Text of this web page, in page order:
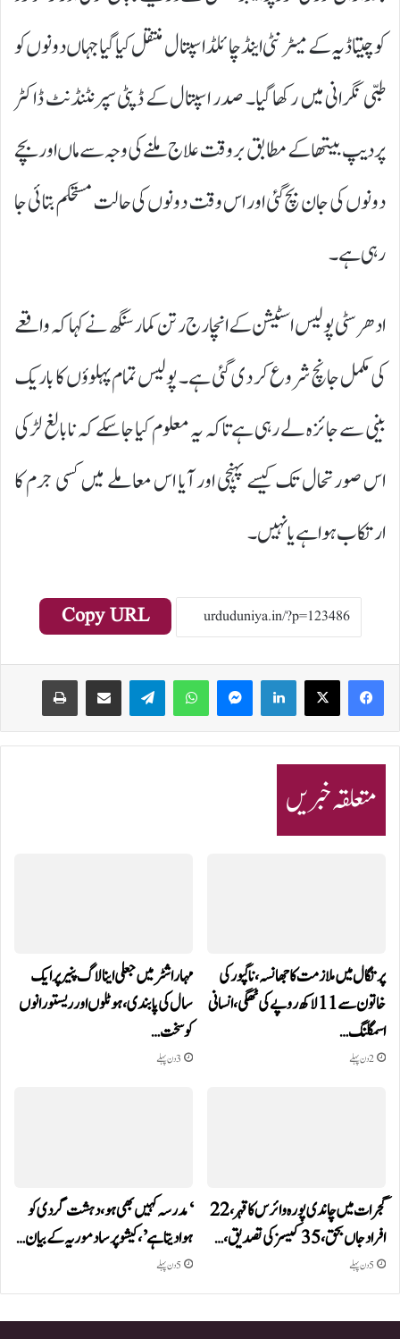
کو چیتاڈیہ کے میٹرنٹی اینڈ چائلڈ اسپتال منتقل کیا گیا جہاں دونوں کو
طبی نگرانی میں رکھا گیا۔ صدر اسپتال کے ڈپٹی سپرنٹنڈنٹ ڈاکٹر
پردیپ بیتھا کے مطابق بروقت علاج ملنے کی وجہ سے ماں اور بچے
دونوں کی جان بچ گئی اور اس وقت دونوں کی حالت مستحکم بتائی جا
رہی ہے۔
ادھر سٹی پولیس اسٹیشن کے انچارج رتن کمار سنگھ نے کہا کہ واقعے
کی مکمل جانچ شروع کر دی گئی ہے۔ پولیس تمام پہلوؤں کا باریک
بینی سے جائزہ لے رہی ہے تاکہ یہ معلوم کیا جا سکے کہ نابالغ لڑکی
اس صورتحال تک کیسے پہنچی اور آیا اس معاملے میں کسی جرم کا
ارتکاب ہوا ہے یا نہیں۔
Copy URL
LinkedIn
WhatsApp
Telegram
متعلقہ خبریں
پرتگال میں ملازمت کا جھانسہ،ناگپور کی
خاتون سے 11 لاکھ روپے کی ٹھگی، انسانی
اسمگلنگ…
2 دن پہلے
مہاراشٹر میں جعلی اینالاگ پنیر پر ایک
سال کی پابندی، ہوٹلوں اور ریستورانوں
کو سخت…
3 دن پہلے
گجرات میں چاندی پورہ وائرس کا قہر، 22
افراد جاں بحق، 35 کیسز کی تصدیق،…
5 دن پہلے
‘مدرسہ کہیں بھی ہو، دہشت گردی کو
ہوا دیتا ہے’، کیشو پرساد موریہ کے بیان…
5 دن پہلے